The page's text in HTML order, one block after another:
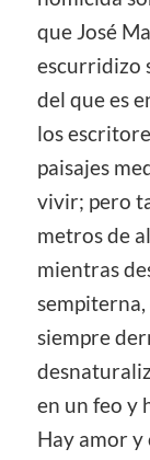
que José
escurridizo
del que es
los
paisajes
vivir; pero
metros de
mientras
siempre
en un feo y
Hay amor